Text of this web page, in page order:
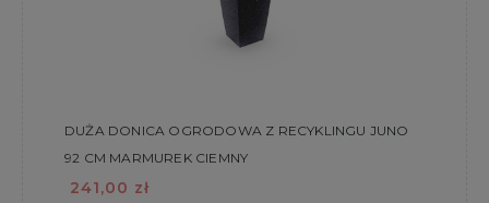
DUŻA DONICA OGRODOWA Z RECYKLINGU JUNO
92 CM MARMUREK CIEMNY
241,00 zł